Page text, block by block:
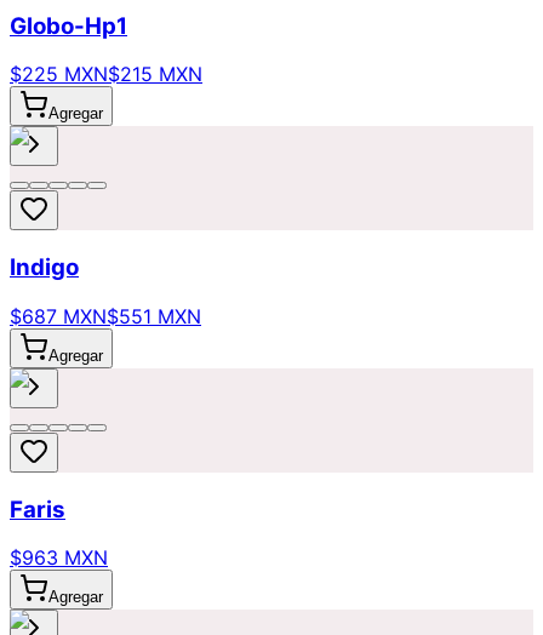
Globo-Hp1
$225 MXN$215 MXN
Agregar
Indigo
$687 MXN$551 MXN
Agregar
Faris
$963 MXN
Agregar